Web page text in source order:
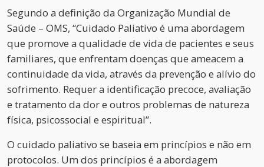
Segundo a definição da Organização Mundial de
Saúde – OMS, “Cuidado Paliativo é uma abordagem
que promove a qualidade de vida de pacientes e seus
familiares, que enfrentam doenças que ameacem a
continuidade da vida, através da prevenção e alívio do
sofrimento. Requer a identificação precoce, avaliação
e tratamento da dor e outros problemas de natureza
física, psicossocial e espiritual”.
O cuidado paliativo se baseia em princípios e não em
protocolos. Um dos princípios é a abordagem